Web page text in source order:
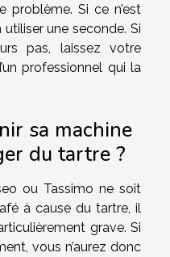
problème. Si ce n’est
une seconde. Si
pas, laissez votre
professionnel qui la
sa machine
du tartre ?
ou Tassimo ne soit
à cause du tartre, il
grave. Si
vous n’aurez donc